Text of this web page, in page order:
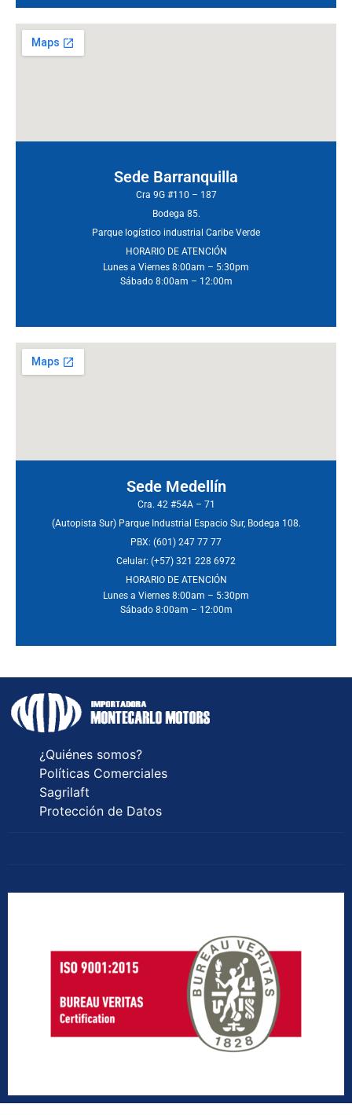
Sede Barranquilla
Cra 9G #110 – 187
Bodega 85.
Parque logístico industrial Caribe Verde
HORARIO DE ATENCIÓN
Lunes a Viernes 8:00am – 5:30pm
Sábado 8:00am – 12:00m
Sede Medellín
Cra. 42 #54A – 71
(Autopista Sur) Parque Industrial Espacio Sur, Bodega 108.
PBX: (601) 247 77 77
Celular: (+57) 321 228 6972
HORARIO DE ATENCIÓN
Lunes a Viernes 8:00am – 5:30pm
Sábado 8:00am – 12:00m
¿Quiénes somos?
Políticas Comerciales
Sagrilaft
Protección de Datos